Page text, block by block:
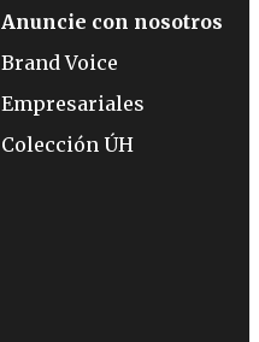
Anuncie con nosotros
Brand Voice
Empresariales
Colección ÚH